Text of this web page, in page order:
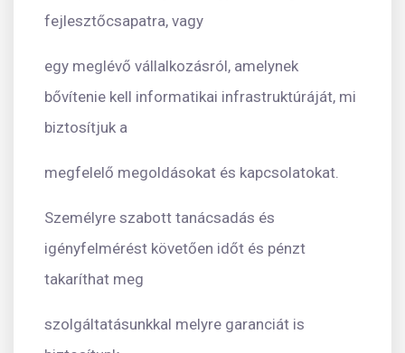
fejlesztőcsapatra, vagy
egy meglévő vállalkozásról, amelynek
bővítenie kell informatikai infrastruktúráját, mi
biztosítjuk a
megfelelő megoldásokat és kapcsolatokat.
Személyre szabott tanácsadás és
igényfelmérést követően időt és pénzt
takaríthat meg
szolgáltatásunkkal melyre garanciát is